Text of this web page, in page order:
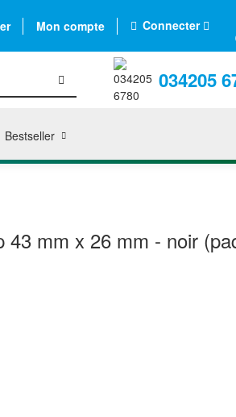
Mon compte Connecter
034205
Bestseller
43 mm x 26 mm - noir